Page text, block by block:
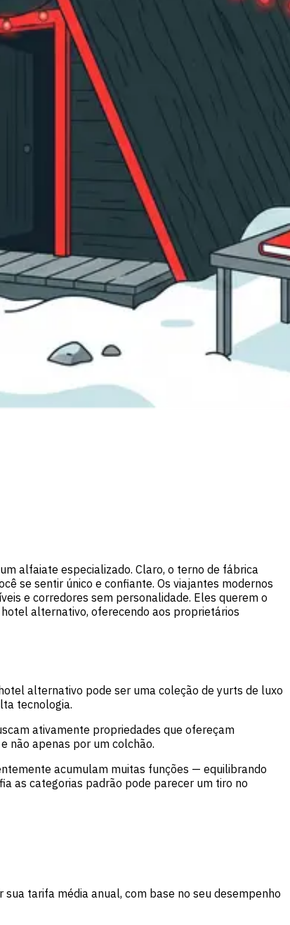
alfaiate especializado. Claro, o terno de fábrica
se sentir único e confiante. Os viajantes modernos
e corredores sem personalidade. Eles querem o
alternativo, oferecendo aos proprietários
alternativo pode ser uma coleção de yurts de luxo
tecnologia.
ativamente propriedades que ofereçam
não apenas por um colchão.
acumulam muitas funções — equilibrando
as categorias padrão pode parecer um tiro no
tarifa média anual, com base no seu desempenho